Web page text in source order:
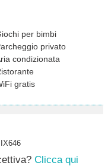
per bimbi
privato
condizionata
gratis
Clicca qui